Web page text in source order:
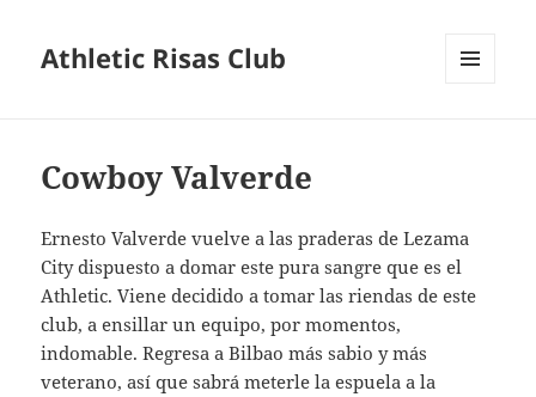
Athletic Risas Club
Cowboy Valverde
Ernesto Valverde vuelve a las praderas de Lezama
City dispuesto a domar este pura sangre que es el
Athletic. Viene decidido a tomar las riendas de este
club, a ensillar un equipo, por momentos,
indomable. Regresa a Bilbao más sabio y más
veterano, así que sabrá meterle la espuela a la